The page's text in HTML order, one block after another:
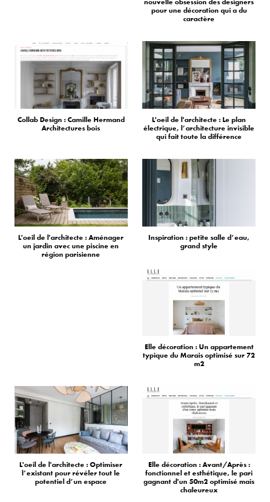
pour une décoration qui a du
caractère
Collab Design : Camille Hermand
Architectures bois
L'oeil de l'architecte : Le plan
électrique, l’architecture invisible
qui fait toute la différence
L'oeil de l'architecte : Aménager
un jardin avec une piscine en
région parisienne
Inspiration : petite salle d’eau,
grand style
Elle décoration : Un appartement
typique du Marais optimisé sur 72
m2
L'oeil de l'architecte : Optimiser
l’existant pour révéler tout le
potentiel d’un espace
Elle décoration : Avant/Après :
fonctionnel et esthétique, le pari
gagnant d'un 50m2 optimisé mais
chaleureux